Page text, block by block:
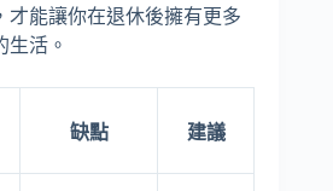
才能讓你在退休後擁有更多
生活。
缺點 建議